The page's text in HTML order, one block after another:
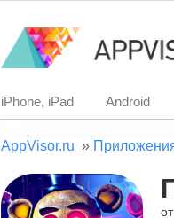
iPhone, iPad Android
AppVisor.ru »